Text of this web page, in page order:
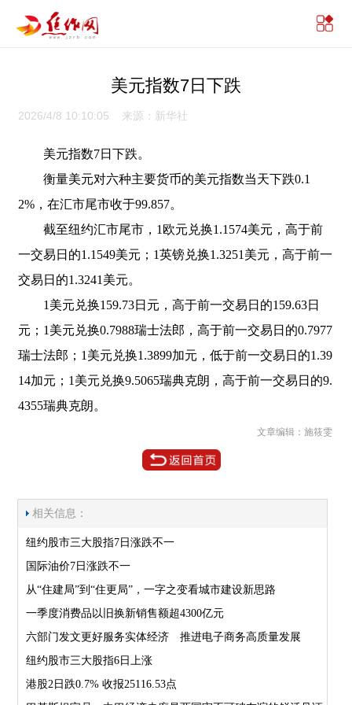
美元指数7日下跌
2026/4/8 10:10:05 来源：新华社
美元指数7日下跌。
衡量美元对六种主要货币的美元指数当天下跌0.1
2%，在汇市尾市收于99.857。
截至纽约汇市尾市，1欧元兑换1.1574美元，高于前
一交易日的1.1549美元；1英镑兑换1.3251美元，高于前一
交易日的1.3241美元。
1美元兑换159.73日元，高于前一交易日的159.63日
元；1美元兑换0.7988瑞士法郎，高于前一交易日的0.7977
瑞士法郎；1美元兑换1.3899加元，低于前一交易日的1.39
14加元；1美元兑换9.5065瑞典克朗，高于前一交易日的9.
4355瑞典克朗。
文章编辑：施筱雯
相关信息：
纽约股市三大股指7日涨跌不一
国际油价7日涨跌不一
从“住建局”到“住更局”，一字之变看城市建设新思路
一季度消费品以旧换新销售额超4300亿元
六部门发文更好服务实体经济 推进电子商务高质量发展
纽约股市三大股指6日上涨
港股2日跌0.7% 收报25116.53点